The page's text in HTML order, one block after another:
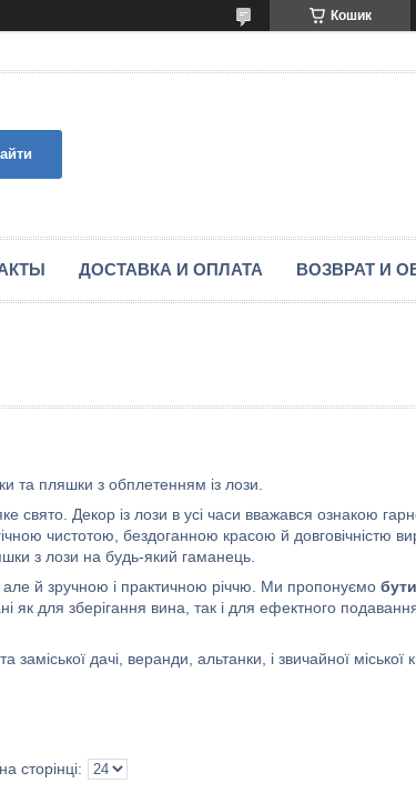
Кошик
ДОСТАВКА И ОПЛАТА ВОЗВРАТ И
та пляшки з обплетенням із лози.
Декор із лози в усі часи вважався ознакою
чистотою, бездоганною красою й довговічністю
з лози на будь-який гаманець.
але й зручною і практичною річчю. Ми пропонуємо
як для зберігання вина, так і для ефектного
дачі, веранди, альтанки, і звичайної міської